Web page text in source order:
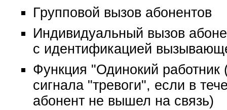
Групповой вызов абонентов
Индивидуальный вызов
с идентификацией
Функция "Одинокий
сигнала "тревоги", если в
абонент не вышел на связь)